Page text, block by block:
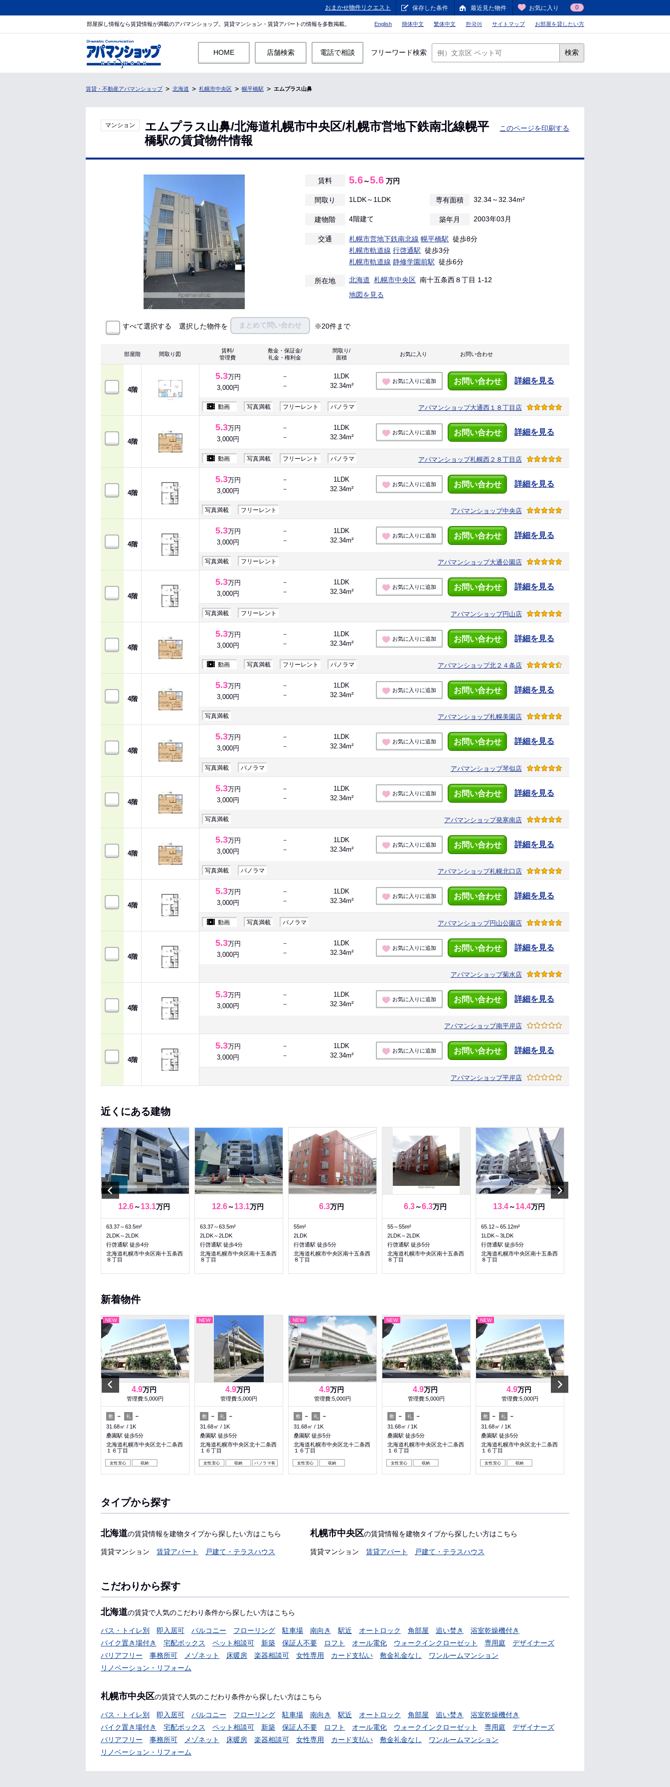
おまかせ物件リクエスト 保存した条件 最近見た物件 お気に入り 0
部屋探し情報なら賃貸情報が満載のアパマンショップ。賃貸マンション・賃貸アパートの情報を多数掲載。 English 簡体中文 繁体中文 한국어 サイトマップ お部屋を貸したい方
HOME 店舗検索 電話で相談 フリーワード検索 検索
賃貸・不動産アパマンショップ 北海道 札幌市中央区 幌平橋駅 エムプラス山鼻
マンション
エムプラス山鼻/北海道札幌市中央区/札幌市営地下鉄南北線幌平
橋駅の賃貸物件情報
このページを印刷する
賃料 5.6～5.6 万円
間取り 1LDK～1LDK 専有面積 32.34～32.34m²
建物階 4階建て 築年月 2003年03月
交通 札幌市営地下鉄南北線 幌平橋駅 徒歩8分
札幌市軌道線 行啓通駅 徒歩3分
札幌市軌道線 静修学園前駅 徒歩6分
所在地 北海道 札幌市中央区 南十五条西８丁目 1-12
地図を見る
すべて選択する 選択した物件を まとめて問い合わせ ※20件まで
部屋階 間取り図
賃料/
管理費
敷金・保証金/
礼金・権利金
間取り/
面積
お気に入り お問い合わせ
4階
5.3万円
3,000円
－
－
1LDK
32.34m²
お気に入りに追加 お問い合わせ 詳細を見る
動画 写真満載 フリーレント パノラマ アパマンショップ大通西１８丁目店
4階
5.3万円
3,000円
－
－
1LDK
32.34m²
お気に入りに追加 お問い合わせ 詳細を見る
動画 写真満載 フリーレント パノラマ アパマンショップ札幌西２８丁目店
4階
5.3万円
3,000円
－
－
1LDK
32.34m²
お気に入りに追加 お問い合わせ 詳細を見る
写真満載 フリーレント アパマンショップ中央店
4階
5.3万円
3,000円
－
－
1LDK
32.34m²
お気に入りに追加 お問い合わせ 詳細を見る
写真満載 フリーレント アパマンショップ大通公園店
4階
5.3万円
3,000円
－
－
1LDK
32.34m²
お気に入りに追加 お問い合わせ 詳細を見る
写真満載 フリーレント アパマンショップ円山店
4階
5.3万円
3,000円
－
－
1LDK
32.34m²
お気に入りに追加 お問い合わせ 詳細を見る
動画 写真満載 フリーレント パノラマ アパマンショップ北２４条店
4階
5.3万円
3,000円
－
－
1LDK
32.34m²
お気に入りに追加 お問い合わせ 詳細を見る
写真満載 アパマンショップ札幌美園店
4階
5.3万円
3,000円
－
－
1LDK
32.34m²
お気に入りに追加 お問い合わせ 詳細を見る
写真満載 パノラマ アパマンショップ琴似店
4階
5.3万円
3,000円
－
－
1LDK
32.34m²
お気に入りに追加 お問い合わせ 詳細を見る
写真満載 アパマンショップ発寒南店
4階
5.3万円
3,000円
－
－
1LDK
32.34m²
お気に入りに追加 お問い合わせ 詳細を見る
写真満載 パノラマ アパマンショップ札幌北口店
4階
5.3万円
3,000円
－
－
1LDK
32.34m²
お気に入りに追加 お問い合わせ 詳細を見る
動画 写真満載 パノラマ アパマンショップ円山公園店
4階
5.3万円
3,000円
－
－
1LDK
32.34m²
お気に入りに追加 お問い合わせ 詳細を見る
アパマンショップ菊水店
4階
5.3万円
3,000円
－
－
1LDK
32.34m²
お気に入りに追加 お問い合わせ 詳細を見る
アパマンショップ南平岸店
4階
5.3万円
3,000円
－
－
1LDK
32.34m²
お気に入りに追加 お問い合わせ 詳細を見る
アパマンショップ平岸店
近くにある建物
Previous
12.6～13.1万円
63.37～63.5m²
2LDK～2LDK
行啓通駅 徒歩4分
北海道札幌市中央区南十五条西
８丁目
12.6～13.1万円
63.37～63.5m²
2LDK～2LDK
行啓通駅 徒歩4分
北海道札幌市中央区南十五条西
８丁目
6.3万円
55m²
2LDK
行啓通駅 徒歩5分
北海道札幌市中央区南十五条西
８丁目
6.3～6.3万円
55～55m²
2LDK～2LDK
行啓通駅 徒歩5分
北海道札幌市中央区南十五条西
８丁目
13.4～14.4万円
65.12～65.12m²
1LDK～3LDK
行啓通駅 徒歩5分
北海道札幌市中央区南十五条西
８丁目
新着物件
Previous
NEW
4.9万円
管理費:5,000円
敷 － 礼
－
31.68㎡
1K
桑園駅 徒歩5分
北海道札幌市中央区北十二条西
１６丁目
女性安心 収納
NEW
4.9万円
管理費:5,000円
敷 － 礼
－
31.68㎡
1K
桑園駅 徒歩5分
北海道札幌市中央区北十二条西
１６丁目
女性安心 収納 パノラマ有
NEW
4.9万円
管理費:5,000円
敷 － 礼
－
31.68㎡
1K
桑園駅 徒歩5分
北海道札幌市中央区北十二条西
１６丁目
女性安心 収納
NEW
4.9万円
管理費:5,000円
敷 － 礼
－
31.68㎡
1K
桑園駅 徒歩5分
北海道札幌市中央区北十二条西
１６丁目
女性安心 収納
NEW
4.9万円
管理費:5,000円
敷 － 礼
－
31.68㎡
1K
桑園駅 徒歩5分
北海道札幌市中央区北十二条西
１６丁目
女性安心 収納
タイプから探す
北海道の賃貸情報を建物タイプから探したい方はこちら
賃貸マンション 賃貸アパート 戸建て・テラスハウス
札幌市中央区の賃貸情報を建物タイプから探したい方はこちら
賃貸マンション 賃貸アパート 戸建て・テラスハウス
こだわりから探す
北海道の賃貸で人気のこだわり条件から探したい方はこちら
バス・トイレ別 即入居可 バルコニー フローリング 駐車場 南向き 駅近 オートロック 角部屋 追い焚き
浴室乾燥機付き
バイク置き場付き
宅配ボックス ペット相談可 新築 保証人不要 ロフト オール電化 ウォークインクローゼット 専用庭
デザイナーズ
バリアフリー
事務所可 メゾネット 床暖房 楽器相談可 女性専用 カード支払い 敷金礼金なし
ワンルームマンション
リノベーション・リフォーム
札幌市中央区の賃貸で人気のこだわり条件から探したい方はこちら
バス・トイレ別 即入居可 バルコニー フローリング 駐車場 南向き 駅近 オートロック 角部屋 追い焚き
浴室乾燥機付き
バイク置き場付き
宅配ボックス ペット相談可 新築 保証人不要 ロフト オール電化 ウォークインクローゼット 専用庭
デザイナーズ
バリアフリー
事務所可 メゾネット 床暖房 楽器相談可 女性専用 カード支払い 敷金礼金なし
ワンルームマンション
リノベーション・リフォーム